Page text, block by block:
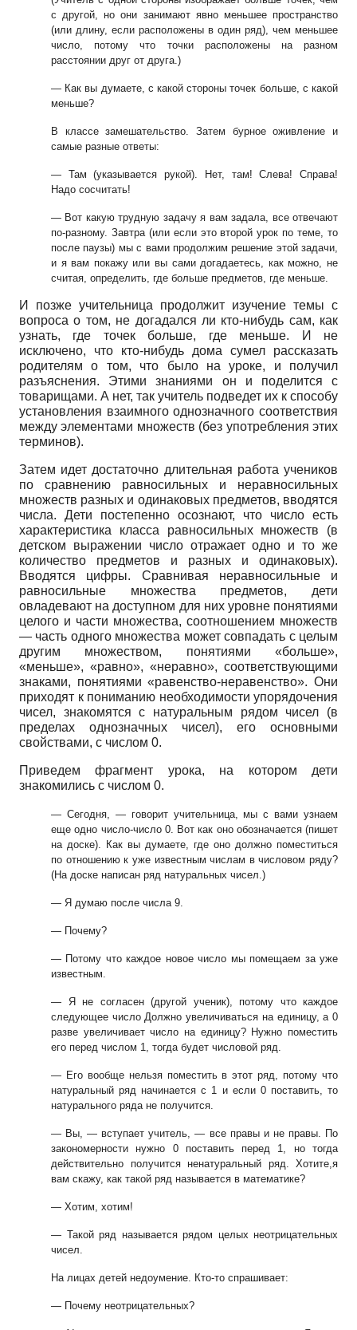
с другой, но они занимают явно меньшее пространство
(или длину, если расположены в один ряд), чем меньшее
число, потомучто точки расположены на разном
расстоянии друг от друга.)
— Как вы думаете, с какой стороны точек больше, с какой
меньше?
В классе замешательство. Затем бурное оживление и
самые разные ответы:
— Там (указывается рукой). Нет, там! Слева! Справа!
Надо сосчитать!
— Вот какую трудную задачу я вам задала, все отвечают
по-разному. Завтра (или если это второй урок по теме, то
после паузы) мы с вами продолжим решение этой задачи,
и я вам покажу или вы сами догадаетесь, как можно, не
считая, определить, где больше предметов, где меньше.
И позже учительница продолжит изучение темы с
вопроса о том, не догадался ли кто-нибудь сам, как
узнать, где точек больше, где меньше. И не
исключено, что кто-нибудь дома сумел рассказать
родителям о том, что было на уроке, и получил
разъяснения. Этими знаниями он и поделится с
товарищами. А нет, так учитель подведет их к способу
установления взаимного однозначного соответствия
между элементами множеств (без употребления этих
терминов).
Затем идет достаточно длительная работа учеников
по сравнению равносильных и неравносильных
множеств разных и одинаковых предметов, вводятся
числа. Дети постепенно осознают, что число есть
характеристика класса равносильных множеств (в
детском выражении число отражает одно и то же
количество предметов и разных и одинаковых).
Вводятся цифры. Сравнивая неравносильные и
равносильные множества предметов, дети
овладевают на доступном для них уровне понятиями
целого и части множества, соотношением множеств
— часть одного множества может совпадать с целым
другим множеством, понятиями «больше»,
«меньше», «равно», «неравно», соответствующими
знаками, понятиями «равенство-неравенство». Они
приходят к пониманию необходимости упорядочения
чисел, знакомятся с натуральным рядом чисел (в
пределах однозначных чисел), его основными
свойствами, с числом 0.
Приведем фрагмент урока, на котором дети
знакомились с числом 0.
— Сегодня, — говорит учительница, мы с вами узнаем
еще одно число-число 0. Вот как оно обозначается (пишет
на доске). Как вы думаете, где оно должно поместиться
по отношению к уже известным числам в числовом ряду?
(На доске написан ряд натуральных чисел.)
— Я думаю после числа 9.
— Почему?
— Потому что каждое новое число мы помещаем за уже
известным.
— Я не согласен (другой ученик), потому что каждое
следующее число Должноувеличиваться на единицу, а 0
разве увеличивает число на единицу? Нужно поместить
его перед числом 1, тогда будет числовой ряд.
— Его вообще нельзя поместить в этот ряд, потому что
натуральный ряд начинается с 1 и если 0 поставить, то
натурального ряда не получится.
— Вы, — вступает учитель, — все правы и не правы. По
закономерности нужно 0 поставить перед 1, но тогда
действительно получится ненатуральный ряд. Хотите, я
вам скажу, как такой ряд называется в математике?
— Хотим, хотим!
— Такой ряд называется рядом целых неотрицательных
чисел.
На лицах детей недоумение. Кто-то спрашивает:
— Почему неотрицательных?